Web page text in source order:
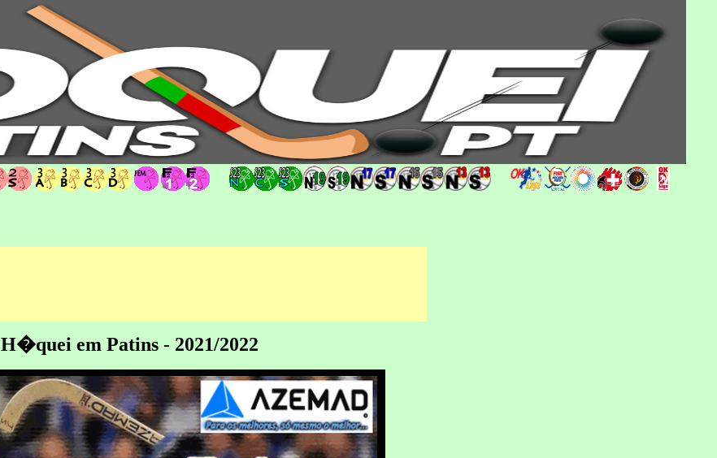
H�quei em Patins - 2021/2022